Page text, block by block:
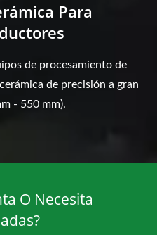
Para
de procesamiento de
de precisión a gran
- 550 mm).
O Necesita